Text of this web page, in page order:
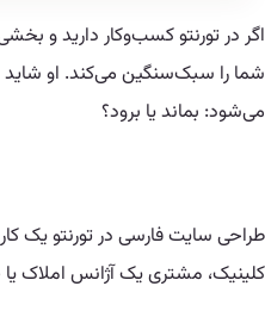
اگر در تورنتو کسب‌وکار دارید و
شما را سبک‌سنگین می‌کند. او شاید
می‌شود: بماند یا برود؟
طراحی سایت فارسی در تورنتو یک
کلینیک، مشتری یک آژانس املاک یا